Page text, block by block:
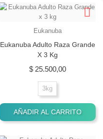
Eukanuba
Eukanuba Adulto Raza Grande
X 3 Kg
$ 25.500,00Precio
3kg
AÑADIR AL CARRITO